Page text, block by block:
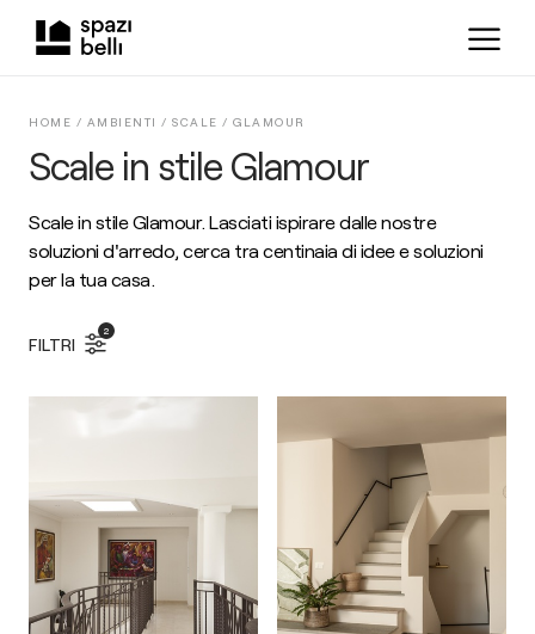
Scale in stile Glamour
HOME / AMBIENTI / SCALE / GLAMOUR
Scale in stile Glamour. Lasciati ispirare dalle nostre
soluzioni d'arredo, cerca tra centinaia di idee e soluzioni
per la tua casa.
FILTRI
2